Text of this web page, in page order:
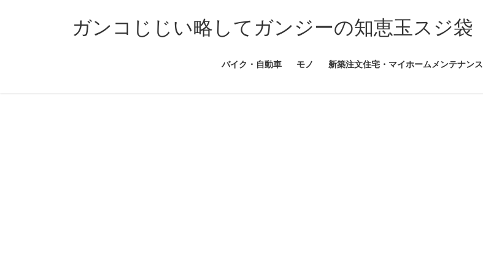
ガンコじじい略してガンジーの知恵玉スジ袋
バイク・自動車 モノ 新築注文住宅・マイホームメンテナンス